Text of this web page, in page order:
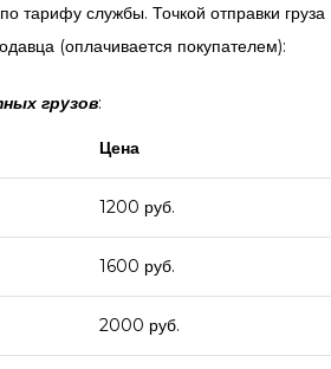
по тарифу службы. Точкой отправки груза
(оплачивается покупателем):
грузов:
Цена
1200 руб.
1600 руб.
2000 руб.